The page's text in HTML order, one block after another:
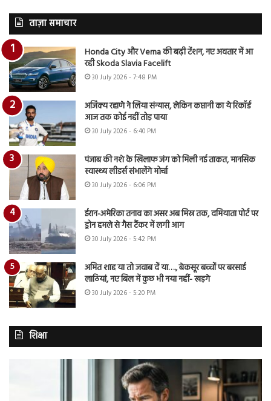
ताज़ा समाचार
Honda City और Verna की बढ़ी टेंशन, नए अवतार में आ
रही Skoda Slavia Facelift
30 July 2026 - 7:48 PM
अजिंक्य रहाणे ने लिया संन्यास, लेकिन कप्तानी का ये रिकॉर्ड
आज तक कोई नहीं तोड़ पाया
30 July 2026 - 6:40 PM
पंजाब की नशे के खिलाफ जंग को मिली नई ताकत, मानसिक
स्वास्थ्य लीडर्स संभालेंगे मोर्चा
30 July 2026 - 6:06 PM
ईरान-अमेरिका तनाव का असर अब मिस्र तक, दमियाता पोर्ट पर
ड्रोन हमले से गैस टैंकर में लगी आग
30 July 2026 - 5:42 PM
अमित शाह या तो जवाब दें या…., बेकसूर बच्चों पर बरसाई
लाठियां, नए बिल में कुछ भी नया नहीं- खड़गे
30 July 2026 - 5:20 PM
शिक्षा